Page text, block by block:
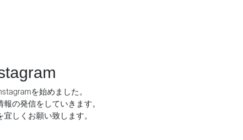
を始めました。
の発信をしていきます。
しくお願い致します。